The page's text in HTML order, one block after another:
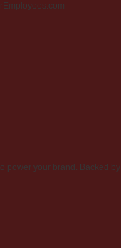
power your brand. Backed